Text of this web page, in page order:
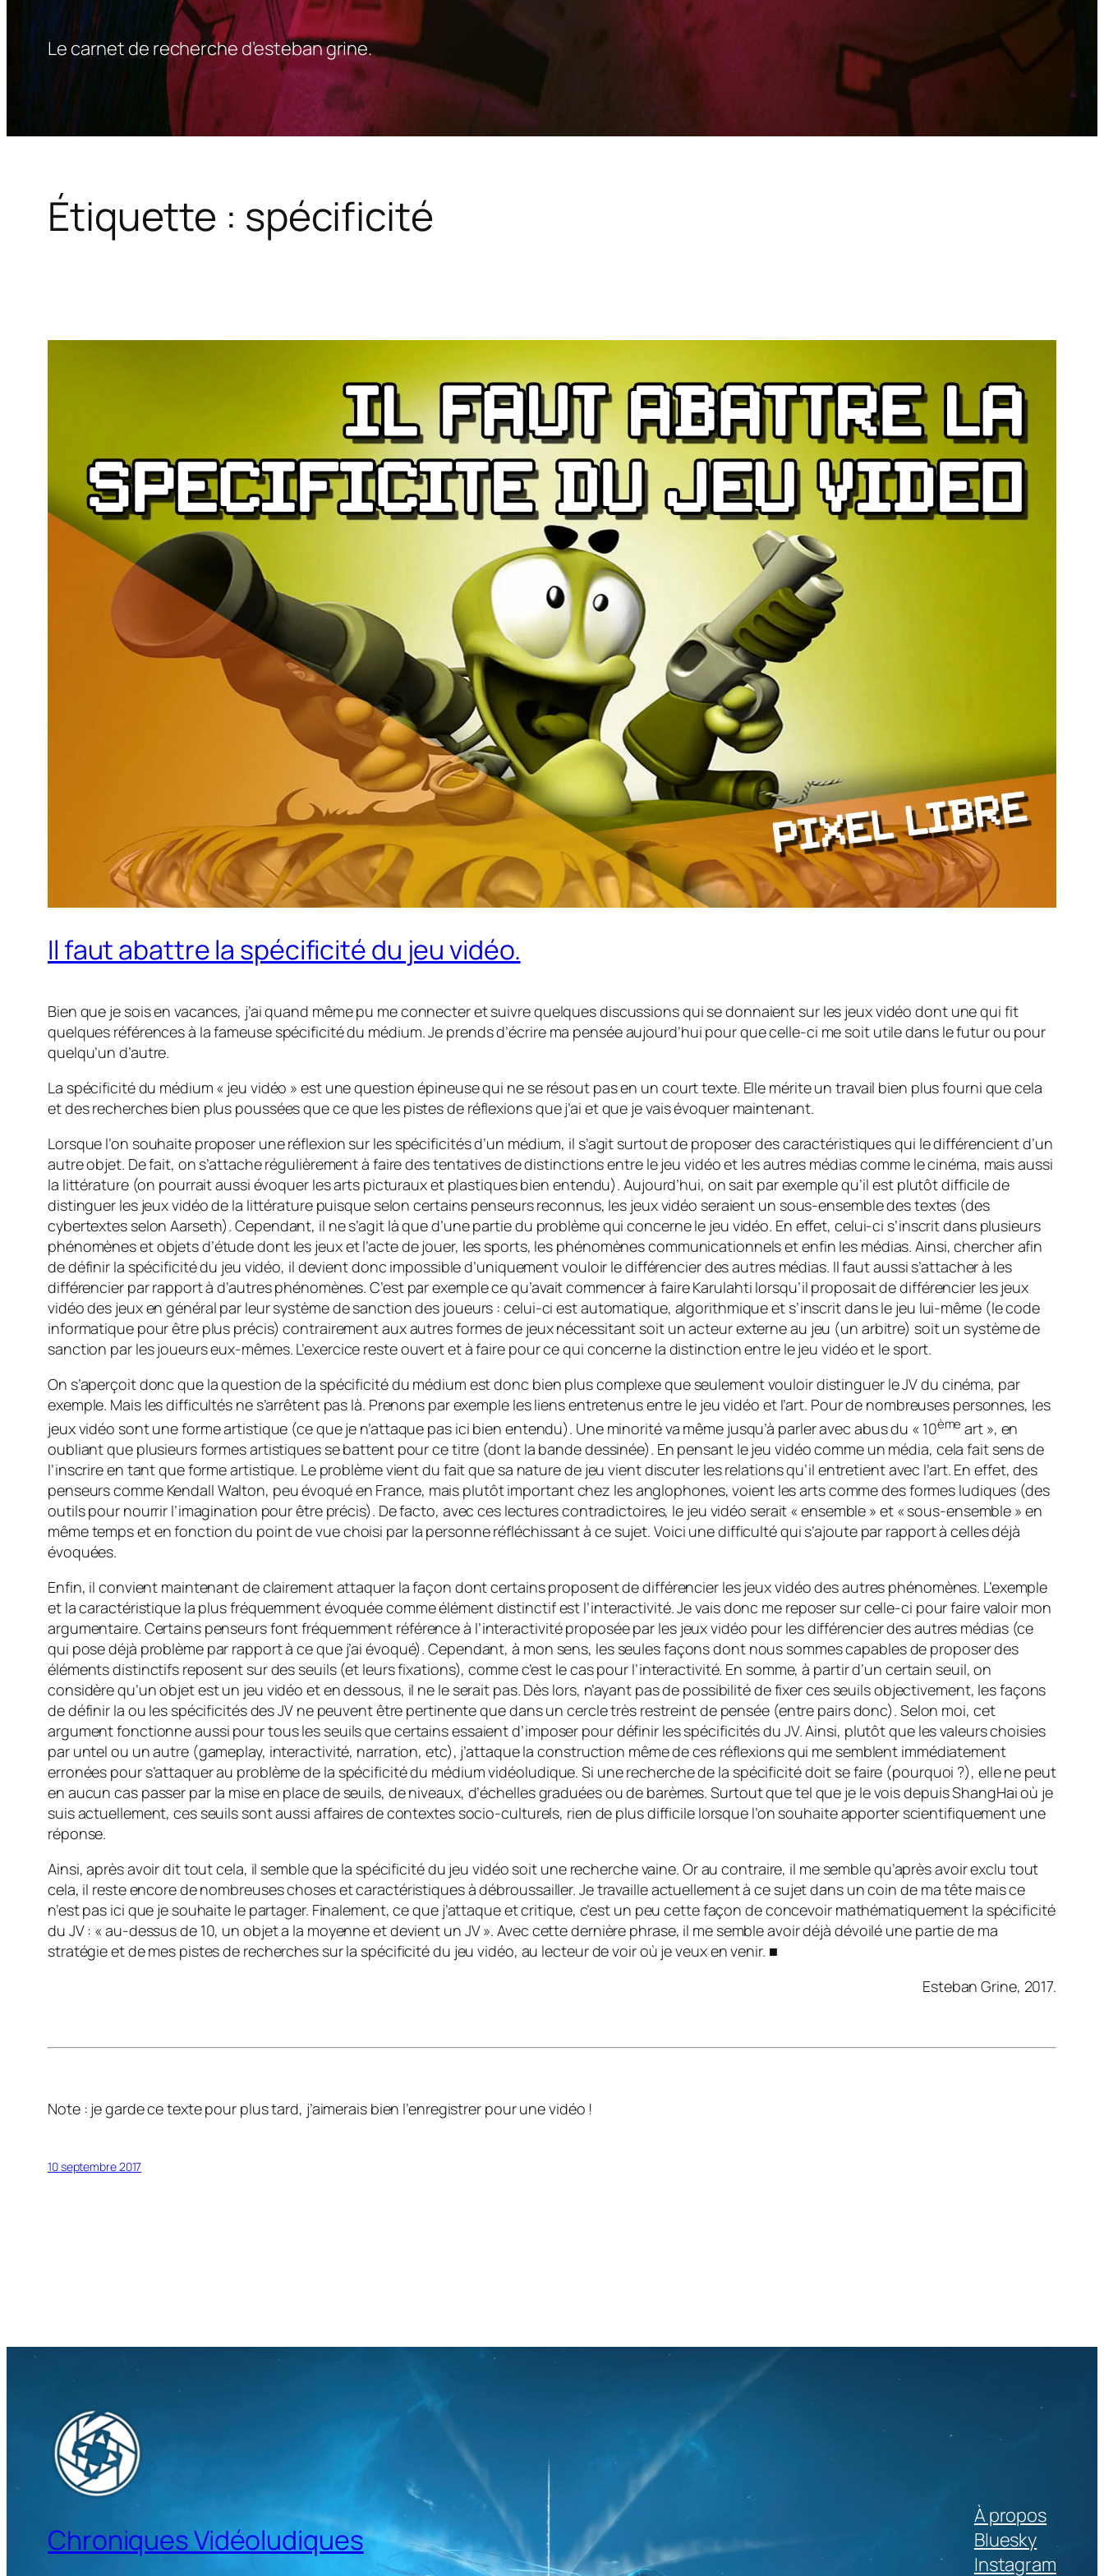
Le carnet de recherche d’esteban grine.
Étiquette : spécificité
Il faut abattre la spécificité du jeu vidéo.
Bien que je sois en vacances, j’ai quand même pu me connecter et suivre quelques discussions qui se donnaient sur les jeux vidéo dont une qui fit
quelques références à la fameuse spécificité du médium. Je prends d’écrire ma pensée aujourd’hui pour que celle-ci me soit utile dans le futur ou pour
quelqu’un d’autre.
La spécificité du médium « jeu vidéo » est une question épineuse qui ne se résout pas en un court texte. Elle mérite un travail bien plus fourni que cela
et des recherches bien plus poussées que ce que les pistes de réflexions que j’ai et que je vais évoquer maintenant.
Lorsque l’on souhaite proposer une réflexion sur les spécificités d’un médium, il s’agit surtout de proposer des caractéristiques qui le différencient d’un
autre objet. De fait, on s’attache régulièrement à faire des tentatives de distinctions entre le jeu vidéo et les autres médias comme le cinéma, mais aussi
la littérature (on pourrait aussi évoquer les arts picturaux et plastiques bien entendu). Aujourd’hui, on sait par exemple qu’il est plutôt difficile de
distinguer les jeux vidéo de la littérature puisque selon certains penseurs reconnus, les jeux vidéo seraient un sous-ensemble des textes (des
cybertextes selon Aarseth). Cependant, il ne s’agit là que d’une partie du problème qui concerne le jeu vidéo. En effet, celui-ci s’inscrit dans plusieurs
phénomènes et objets d’étude dont les jeux et l’acte de jouer, les sports, les phénomènes communicationnels et enfin les médias. Ainsi, chercher afin
de définir la spécificité du jeu vidéo, il devient donc impossible d’uniquement vouloir le différencier des autres médias. Il faut aussi s’attacher à les
différencier par rapport à d’autres phénomènes. C’est par exemple ce qu’avait commencer à faire Karulahti lorsqu’il proposait de différencier les jeux
vidéo des jeux en général par leur système de sanction des joueurs : celui-ci est automatique, algorithmique et s’inscrit dans le jeu lui-même (le code
informatique pour être plus précis) contrairement aux autres formes de jeux nécessitant soit un acteur externe au jeu (un arbitre) soit un système de
sanction par les joueurs eux-mêmes. L’exercice reste ouvert et à faire pour ce qui concerne la distinction entre le jeu vidéo et le sport.
On s’aperçoit donc que la question de la spécificité du médium est donc bien plus complexe que seulement vouloir distinguer le JV du cinéma, par
exemple. Mais les difficultés ne s’arrêtent pas là. Prenons par exemple les liens entretenus entre le jeu vidéo et l’art. Pour de nombreuses personnes, les
jeux vidéo sont une forme artistique (ce que je n’attaque pas ici bien entendu). Une minorité va même jusqu’à parler avec abus du « 10ème art », en
oubliant que plusieurs formes artistiques se battent pour ce titre (dont la bande dessinée). En pensant le jeu vidéo comme un média, cela fait sens de
l’inscrire en tant que forme artistique. Le problème vient du fait que sa nature de jeu vient discuter les relations qu’il entretient avec l’art. En effet, des
penseurs comme Kendall Walton, peu évoqué en France, mais plutôt important chez les anglophones, voient les arts comme des formes ludiques (des
outils pour nourrir l’imagination pour être précis). De facto, avec ces lectures contradictoires, le jeu vidéo serait « ensemble » et « sous-ensemble » en
même temps et en fonction du point de vue choisi par la personne réfléchissant à ce sujet. Voici une difficulté qui s’ajoute par rapport à celles déjà
évoquées.
Enfin, il convient maintenant de clairement attaquer la façon dont certains proposent de différencier les jeux vidéo des autres phénomènes. L’exemple
et la caractéristique la plus fréquemment évoquée comme élément distinctif est l’interactivité. Je vais donc me reposer sur celle-ci pour faire valoir mon
argumentaire. Certains penseurs font fréquemment référence à l’interactivité proposée par les jeux vidéo pour les différencier des autres médias (ce
qui pose déjà problème par rapport à ce que j’ai évoqué). Cependant, à mon sens, les seules façons dont nous sommes capables de proposer des
éléments distinctifs reposent sur des seuils (et leurs fixations), comme c’est le cas pour l’interactivité. En somme, à partir d’un certain seuil, on
considère qu’un objet est un jeu vidéo et en dessous, il ne le serait pas. Dès lors, n’ayant pas de possibilité de fixer ces seuils objectivement, les façons
de définir la ou les spécificités des JV ne peuvent être pertinente que dans un cercle très restreint de pensée (entre pairs donc). Selon moi, cet
argument fonctionne aussi pour tous les seuils que certains essaient d’imposer pour définir les spécificités du JV. Ainsi, plutôt que les valeurs choisies
par untel ou un autre (gameplay, interactivité, narration, etc), j’attaque la construction même de ces réflexions qui me semblent immédiatement
erronées pour s’attaquer au problème de la spécificité du médium vidéoludique. Si une recherche de la spécificité doit se faire (pourquoi ?), elle ne peut
en aucun cas passer par la mise en place de seuils, de niveaux, d’échelles graduées ou de barèmes. Surtout que tel que je le vois depuis ShangHai où je
suis actuellement, ces seuils sont aussi affaires de contextes socio-culturels, rien de plus difficile lorsque l’on souhaite apporter scientifiquement une
réponse.
Ainsi, après avoir dit tout cela, il semble que la spécificité du jeu vidéo soit une recherche vaine. Or au contraire, il me semble qu’après avoir exclu tout
cela, il reste encore de nombreuses choses et caractéristiques à débroussailler. Je travaille actuellement à ce sujet dans un coin de ma tête mais ce
n’est pas ici que je souhaite le partager. Finalement, ce que j’attaque et critique, c’est un peu cette façon de concevoir mathématiquement la spécificité
du JV : « au-dessus de 10, un objet a la moyenne et devient un JV ». Avec cette dernière phrase, il me semble avoir déjà dévoilé une partie de ma
stratégie et de mes pistes de recherches sur la spécificité du jeu vidéo, au lecteur de voir où je veux en venir. ■
Esteban Grine, 2017.
Note : je garde ce texte pour plus tard, j’aimerais bien l’enregistrer pour une vidéo !
10 septembre 2017
Chroniques Vidéoludiques
À propos
Bluesky
Instagram